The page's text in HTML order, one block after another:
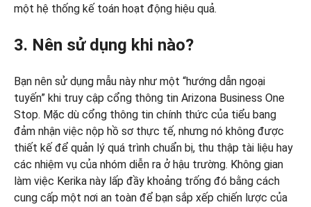
một hệ thống kế toán hoạt động hiệu quả.
3. Nên sử dụng khi nào?
Bạn nên sử dụng mẫu này như một “hướng dẫn ngoại
tuyến” khi truy cập cổng thông tin Arizona Business One
Stop. Mặc dù cổng thông tin chính thức của tiểu bang
đảm nhận việc nộp hồ sơ thực tế, nhưng nó không được
thiết kế để quản lý quá trình chuẩn bị, thu thập tài liệu hay
các nhiệm vụ của nhóm diễn ra ở hậu trường. Không gian
làm việc Kerika này lấp đầy khoảng trống đó bằng cách
cung cấp một nơi an toàn để bạn sắp xếp chiến lược của